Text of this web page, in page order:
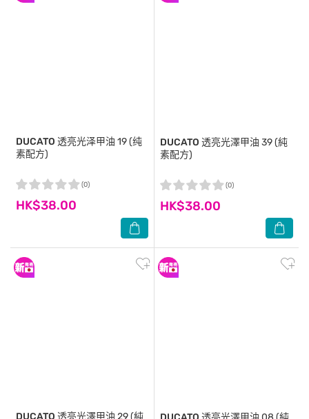
DUCATO 透亮光泽甲油 19 (纯
素配方)
HK$38.00
(0)
DUCATO 透亮光澤甲油 39 (純
素配方)
HK$38.00
(0)
DUCATO 透亮光澤甲油 29 (純